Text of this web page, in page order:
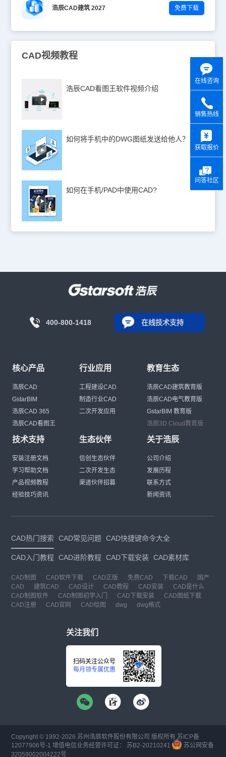
浩辰CAD建筑 2027 免费下载
CAD视频教程
浩辰CAD看图王软件视频介绍
如何将手机中的DWG图纸发送给他人？
如何在手机/PAD中使用CAD?
400-800-1418 在线技术支持
核心产品
浩辰CAD
GstarBIM
浩辰CAD 365
浩辰CAD看图王
行业应用
工程建设CAD
制造行业CAD
二次开发应用
教育生态
浩辰CAD建筑教育版
浩辰CAD电气教育版
GstarBIM 教育版
浩辰3D Cloud教育版
技术支持
安装注册文档
学习帮助文档
产品视频教程
经验技巧资讯
生态伙伴
信创生态伙伴
二次开发生态
渠道伙伴招募
关于浩辰
公司介绍
发展历程
联系方式
新闻资讯
CAD热门搜索 CAD常见问题 CAD快捷键命令大全
CAD入门教程 CAD进阶教程 CAD下载安装 CAD素材库
CAD制图 CAD软件下载 CAD正版 免费CAD 下载CAD
国产
CAD
建筑CAD CAD设计 CAD教程 CAD安装
CAD是什么
CAD制图软件
CAD制图初学入门 CAD下载安装
CAD图纸下载
CAD注册
CAD官网 CAD绘图 dwg dwg格式
关注我们
扫码关注公众号
每月领专属优惠
Copyright © 1992-2026 苏州浩辰软件股份有限公司 版权所有 苏ICP备
12077906号-1 增值电信业务经营许可证： 苏B2-20210241
苏公网安备
32059002004222号
在线咨询
销售热线
获取报价
问答社区